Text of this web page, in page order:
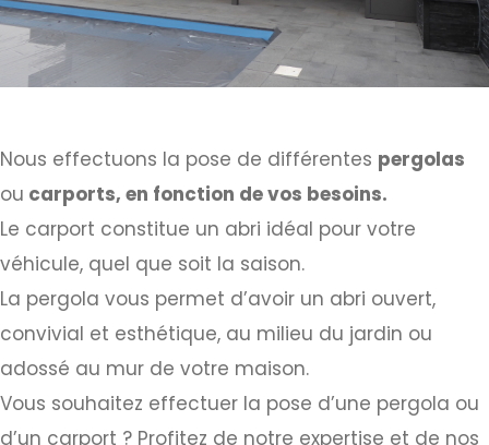
Nous effectuons la pose de différentes pergolas
ou carports, en fonction de vos besoins.
Le carport constitue un abri idéal pour votre
véhicule, quel que soit la saison.
La pergola vous permet d’avoir un abri ouvert,
convivial et esthétique, au milieu du jardin ou
adossé au mur de votre maison.
Vous souhaitez effectuer la pose d’une pergola ou
d’un carport ? Profitez de notre expertise et de nos